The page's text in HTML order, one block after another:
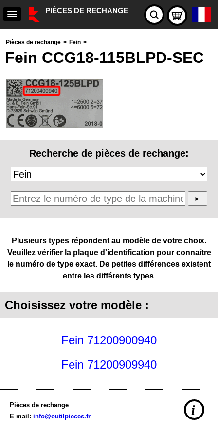
PIÈCES DE RECHANGE
Pièces de rechange > Fein >
Fein CCG18-115BLPD-SEC
Recherche de pièces de rechange:
Plusieurs types répondent au modèle de votre choix.
Veuillez vérifier la plaque d'identification pour connaître
le numéro de type exact. De petites différences existent
entre les différents types.
Choisissez votre modèle :
Fein 71200900940
Fein 71200909940
Pièces de rechange
E-mail: info@outilpieces.fr i